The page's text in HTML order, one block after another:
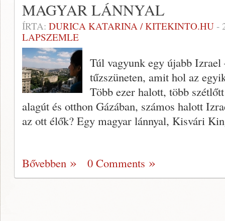
MAGYAR LÁNNYAL
ÍRTA: DURICA KATARINA / KITEKINTO.HU -
LAPSZEMLE
Túl vagyunk egy újabb Izrael
tűzszüneten, amit hol az
Több ezer halott, több
alagút és otthon Gázában, számos halott
az ott élők? Egy magyar lánnyal, Kisvári
Bővebben 0 Comments